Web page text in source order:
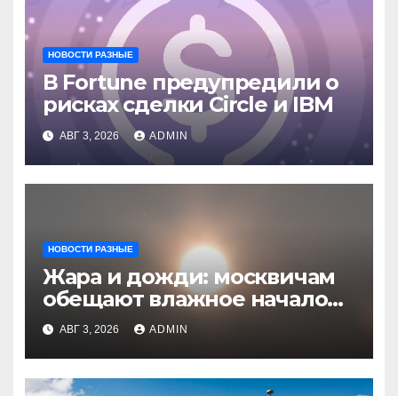
НОВОСТИ РАЗНЫЕ
В Fortune предупредили о
рисках сделки Circle и IBM
АВГ 3, 2026 ADMIN
НОВОСТИ РАЗНЫЕ
Жара и дожди: москвичам
обещают влажное начало
августа
АВГ 3, 2026 ADMIN